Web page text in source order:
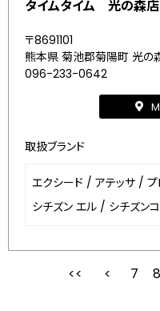
タイムタイム 光の森店
〒8691101
熊本県 菊池郡菊陽町 光の
096-233-0642
取扱ブランド
エクシード / アテッサ /
シチズン エル / シチズン
7 8